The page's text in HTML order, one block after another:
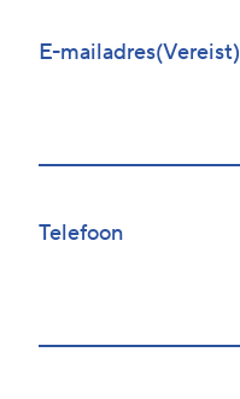
E-mailadres(Vereist)
Telefoon